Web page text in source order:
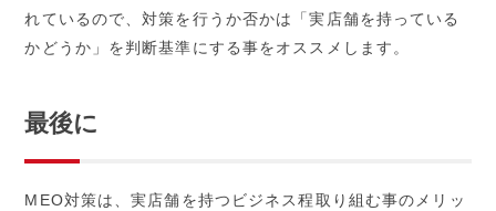
れているので、対策を行うか否かは「実店舗を持っている
かどうか」を判断基準にする事をオススメします。
最後に
MEO対策は、実店舗を持つビジネス程取り組む事のメリッ